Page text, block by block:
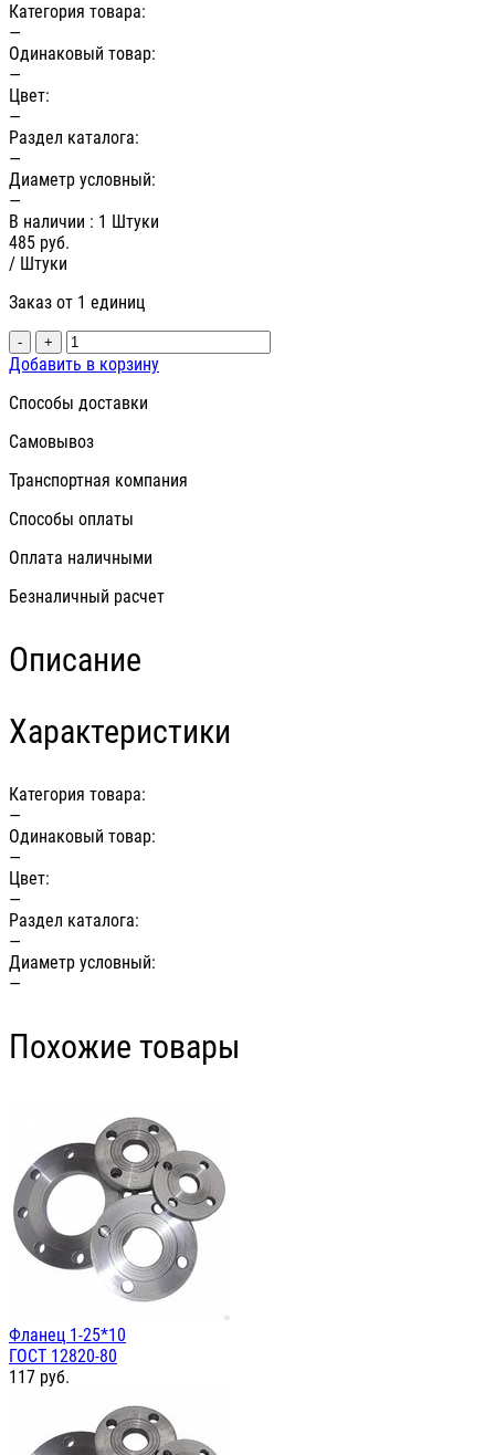
Категория товара:
—
Одинаковый товар:
—
Цвет:
—
Раздел каталога:
—
Диаметр условный:
—
В наличии : 1 Штуки
485 руб.
/ Штуки
Заказ от 1 единиц
- +
Добавить в корзину
Способы доставки
Самовывоз
Транспортная компания
Способы оплаты
Оплата наличными
Безналичный расчет
Описание
Характеристики
Категория товара:
—
Одинаковый товар:
—
Цвет:
—
Раздел каталога:
—
Диаметр условный:
—
Похожие товары
Фланец 1-25*10
ГОСТ 12820-80
117 руб.